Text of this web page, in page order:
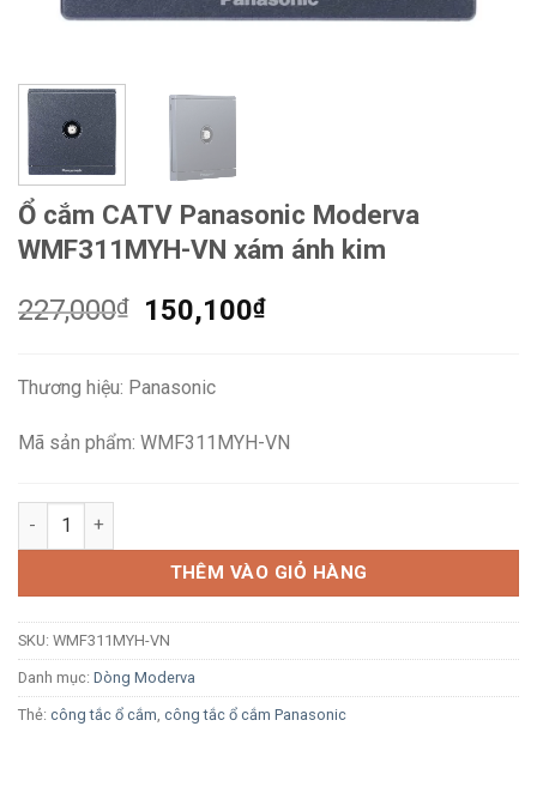
Ổ cắm CATV Panasonic Moderva
WMF311MYH-VN xám ánh kim
227,000₫
Giá
227,000₫.
150,100₫Giá
Thương hiệu: Panasonic
Mã sản phẩm: WMF311MYH-VN
Ổ cắm CATV Panasonic Moderva WMF311MYH-VN xám ánh
THÊM VÀO GIỎ HÀNG
SKU: WMF311MYH-VN
Danh mục: Dòng Moderva
Thẻ: công tắc ổ cắm công tắc ổ cắm Panasonic